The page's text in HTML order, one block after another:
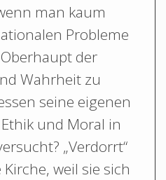
man kaum
Probleme
der
Wahrheit zu
seine eigenen
und Moral in
„Verdorrt“
weil sie sich